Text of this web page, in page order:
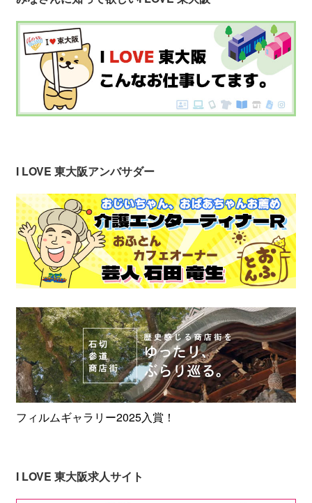
I LOVE 東大阪アンバサダー
フィルムギャラリー2025入賞！
I LOVE 東大阪求人サイト